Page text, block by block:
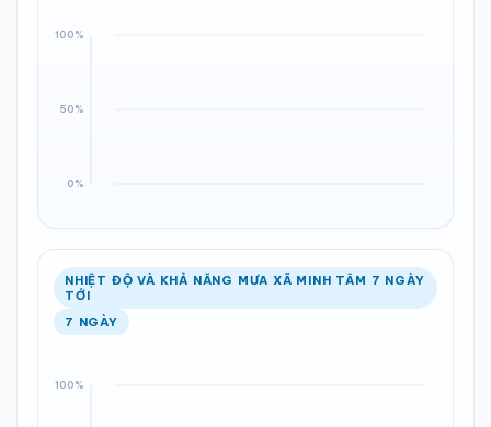
NHIỆT ĐỘ VÀ KHẢ NĂNG MƯA XÃ MINH TÂM 7 NGÀY
TỚI
7 NGÀY